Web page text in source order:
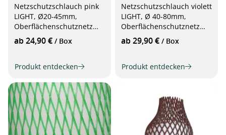
Netzschutzschlauch pink
LIGHT, Ø20-45mm,
Oberflächenschutznetz
50m
ab 24,90 € / Box
Produkt entdecken
Netzschutzschlauch violett
LIGHT, Ø 40-80mm,
Oberflächenschutznetz
50m.
ab 29,90 € / Box
Produkt entdecken